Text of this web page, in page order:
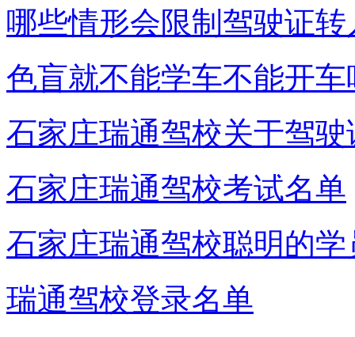
哪些情形会限制驾驶证转
色盲就不能学车不能开车
石家庄瑞通驾校关于驾
石家庄瑞通驾校考试名单
石家庄瑞通驾校聪明的
瑞通驾校登录名单